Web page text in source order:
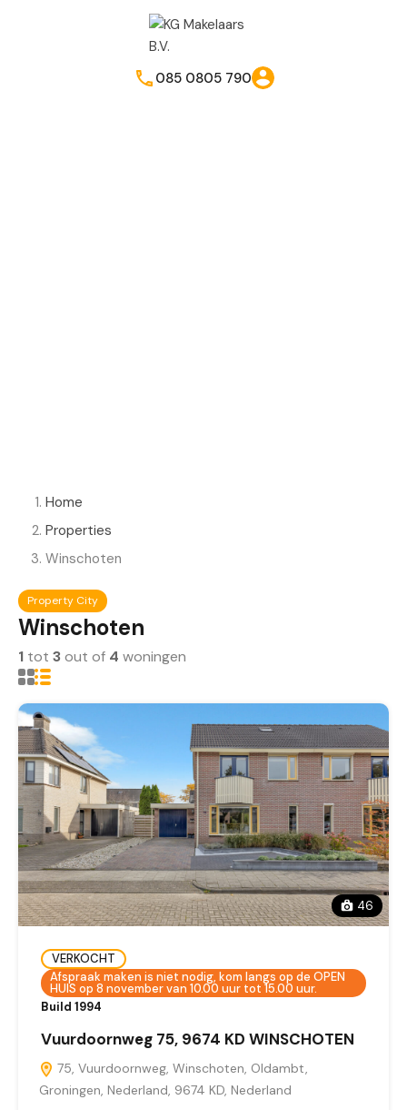
085 0805 790
Home
Properties
Winschoten
Property City
Winschoten
1 tot 3out of 4 woningen
46
VERKOCHT
Afspraak maken is niet nodig, kom langs op de OPEN
HUIS op 8 november van 10.00 uur tot 15.00 uur.
Build 1994
Vuurdoornweg 75, 9674 KD WINSCHOTEN
75, Vuurdoornweg, Winschoten, Oldambt,
Groningen, Nederland, 9674 KD, Nederland